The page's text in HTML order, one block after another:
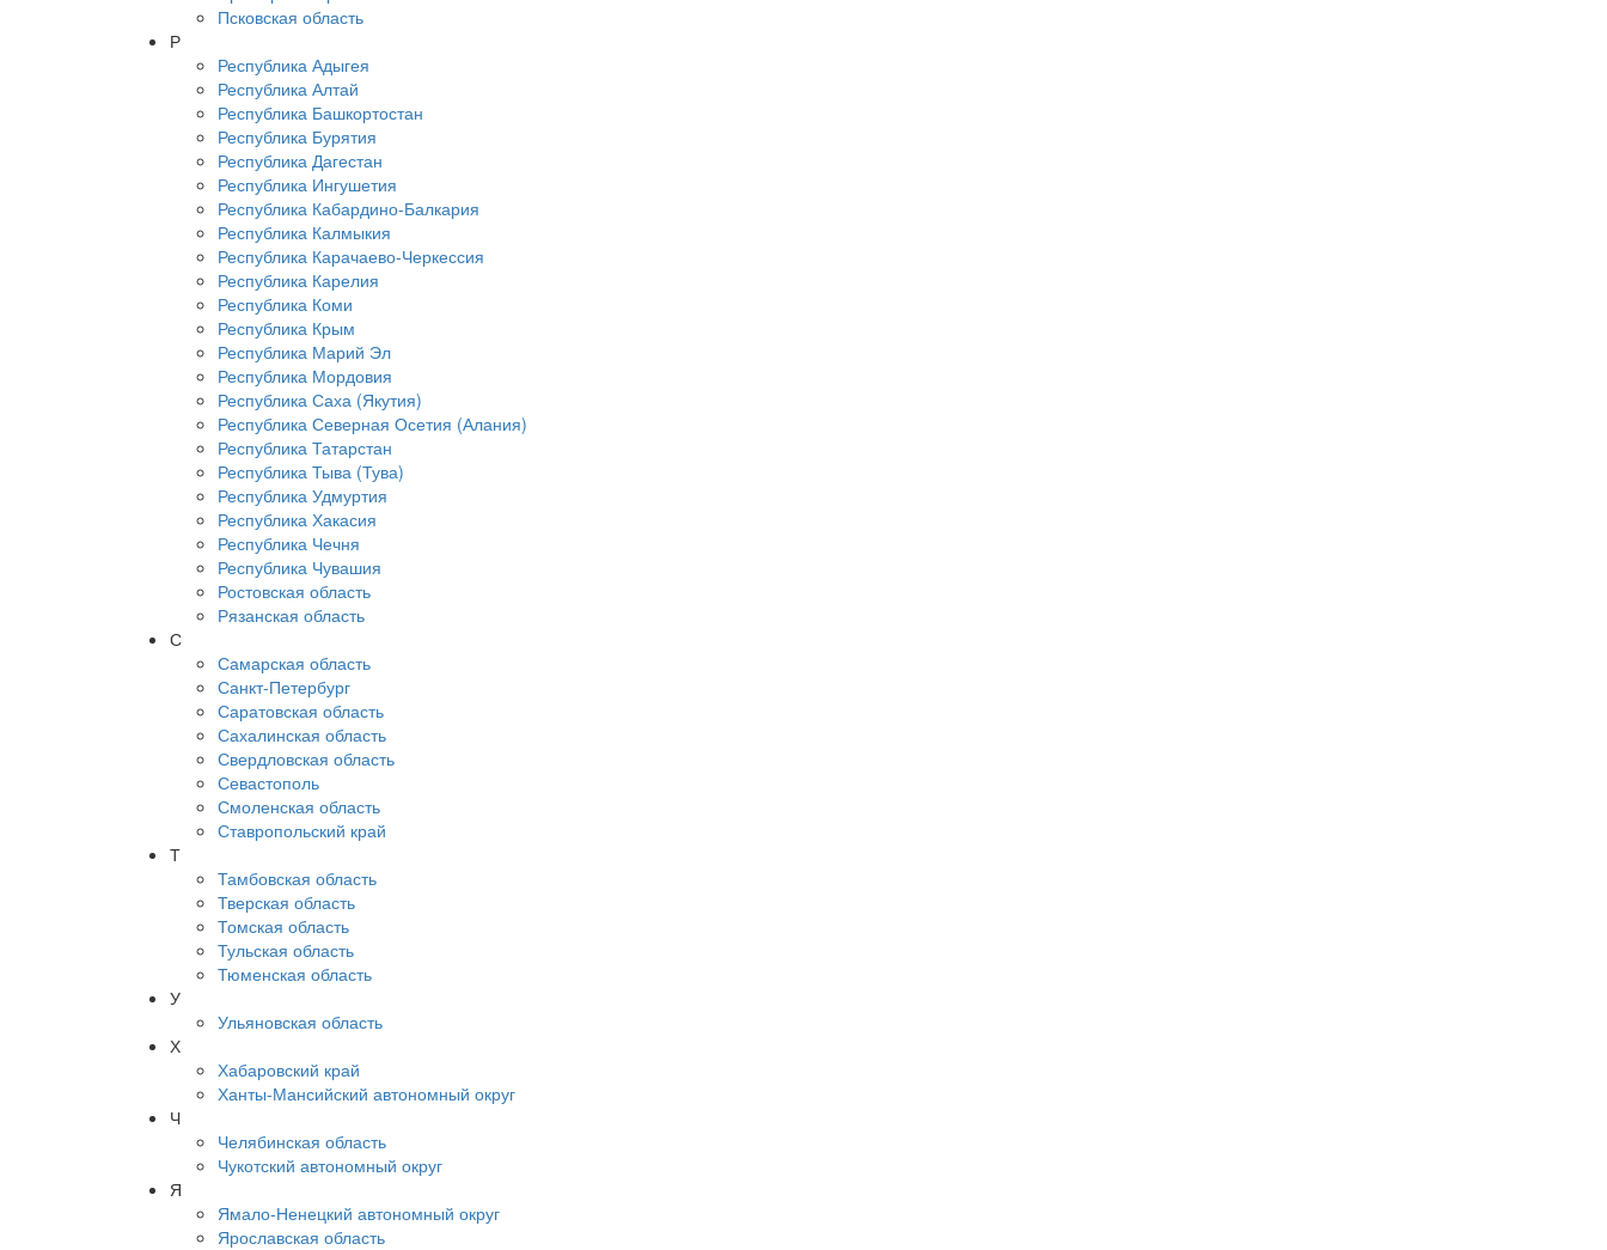
Псковская область
Р
Республика Адыгея
Республика Алтай
Республика Башкортостан
Республика Бурятия
Республика Дагестан
Республика Ингушетия
Республика Кабардино-Балкария
Республика Калмыкия
Республика Карачаево-Черкессия
Республика Карелия
Республика Коми
Республика Крым
Республика Марий Эл
Республика Мордовия
Республика Саха (Якутия)
Республика Северная Осетия (Алания)
Республика Татарстан
Республика Тыва (Тува)
Республика Удмуртия
Республика Хакасия
Республика Чечня
Республика Чувашия
Ростовская область
Рязанская область
С
Самарская область
Санкт-Петербург
Саратовская область
Сахалинская область
Свердловская область
Севастополь
Смоленская область
Ставропольский край
Т
Тамбовская область
Тверская область
Томская область
Тульская область
Тюменская область
У
Ульяновская область
Х
Хабаровский край
Ханты-Мансийский автономный округ
Ч
Челябинская область
Чукотский автономный округ
Я
Ямало-Ненецкий автономный округ
Ярославская область